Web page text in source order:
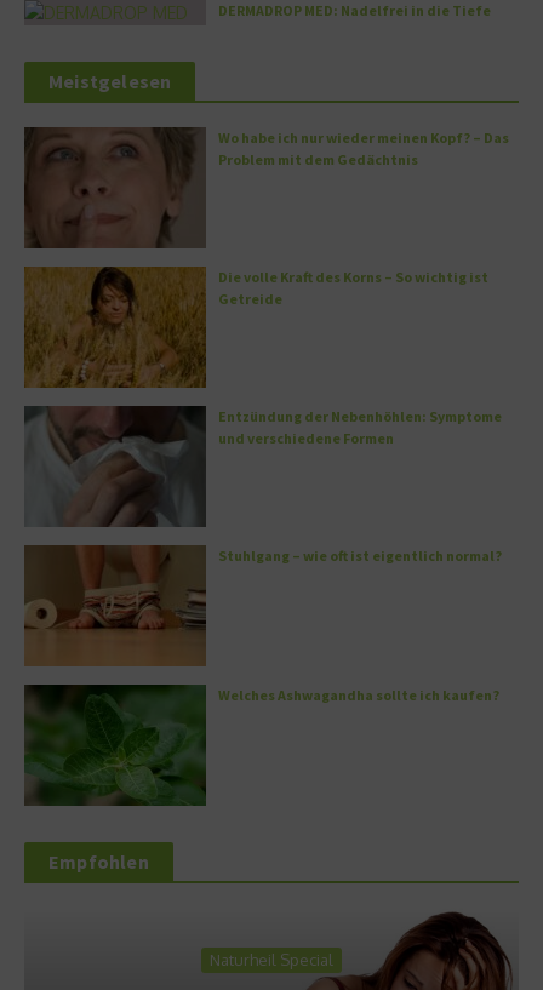
DERMADROP MED: Nadelfrei in die Tiefe
Meistgelesen
Wo habe ich nur wieder meinen Kopf? – Das
Problem mit dem Gedächtnis
Die volle Kraft des Korns – So wichtig ist
Getreide
Entzündung der Nebenhöhlen: Symptome
und verschiedene Formen
Stuhlgang – wie oft ist eigentlich normal?
Welches Ashwagandha sollte ich kaufen?
Empfohlen
Naturheil Special